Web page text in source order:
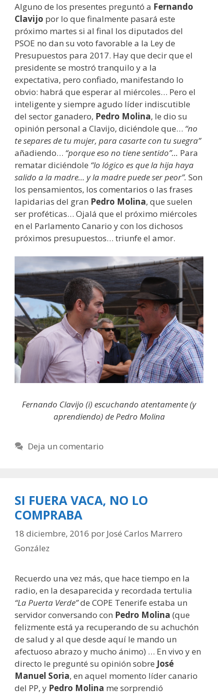
Alguno de los presentes preguntó a Fernando
Clavijo por lo que finalmente pasará este
próximo martes si al final los diputados del
PSOE no dan su voto favorable a la Ley de
Presupuestos para 2017. Hay que decir que el
presidente se mostró tranquilo y a la
expectativa, pero confiado, manifestando lo
obvio: habrá que esperar al miércoles… Pero el
inteligente y siempre agudo líder indiscutible
del sector ganadero, Pedro Molina, le dio su
opinión personal a Clavijo, diciéndole que… “no
te separes de tu mujer, para casarte con tu suegra”
añadiendo… “porque eso no tiene sentido”… Para
rematar diciéndole “lo lógico es que la hija haya
salido a la madre… y la madre puede ser peor”. Son
los pensamientos, los comentarios o las frases
lapidarias del gran Pedro Molina, que suelen
ser proféticas… Ojalá que el próximo miércoles
en el Parlamento Canario y con los dichosos
próximos presupuestos… triunfe el amor.
Fernando Clavijo (i) escuchando atentamente (y
aprendiendo) de Pedro Molina
Deja un comentario
SI FUERA VACA, NO LO
COMPRABA
18 diciembre, 2016 por José Carlos Marrero
González
Recuerdo una vez más, que hace tiempo en la
radio, en la desaparecida y recordada tertulia
“La Puerta Verde”de COPE Tenerife estaba un
servidor conversando con Pedro Molina (que
felizmente está ya recuperando de su achuchón
de salud y al que desde aquí le mando un
afectuoso abrazo y mucho ánimo) … En vivo y en
directo le pregunté su opinión sobre José
Manuel Soria, en aquel momento líder canario
del PP, y Pedro Molina me sorprendió